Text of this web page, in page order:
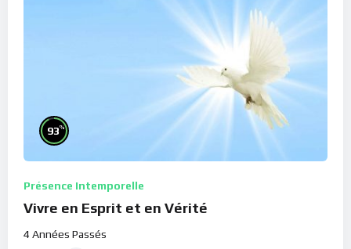
93%
Présence Intemporelle
Vivre en Esprit et en Vérité
4 Années Passés